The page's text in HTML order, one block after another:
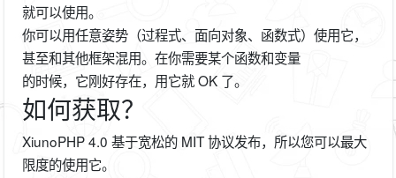
就可以使用。
你可以用任意姿势（过程式、面向对象、函数式）使用它，
甚至和其他框架混用。在你需要某个函数和变量
的时候，它刚好存在，用它就 OK 了。
如何获取？
XiunoPHP 4.0 基于宽松的 MIT 协议发布，所以您可以最大
限度的使用它。